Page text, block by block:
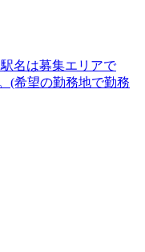
名は募集エリアで
(希望の勤務地で勤務